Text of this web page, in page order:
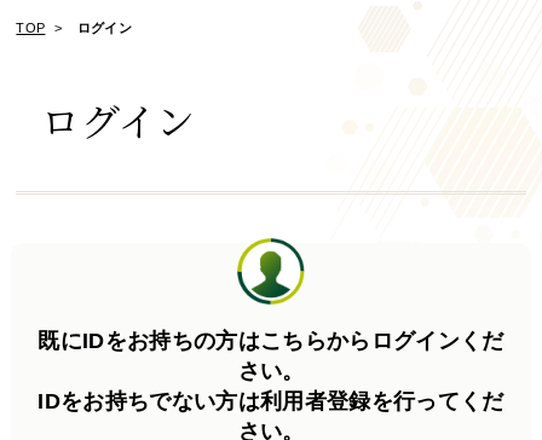
TOP ログイン
ログイン
既にIDをお持ちの方はこちらからログインくだ
さい。
IDをお持ちでない方は利用者登録を行ってくだ
さい。